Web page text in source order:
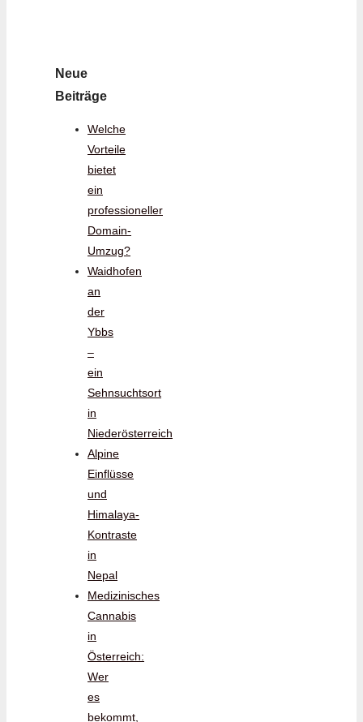
Neue
Beiträge
Welche
Vorteile
bietet
ein
professioneller
Domain-
Umzug?
Waidhofen
an
der
Ybbs
–
ein
Sehnsuchtsort
in
Niederösterreich
Alpine
Einflüsse
und
Himalaya-
Kontraste
in
Nepal
Medizinisches
Cannabis
in
Österreich:
Wer
es
bekommt,